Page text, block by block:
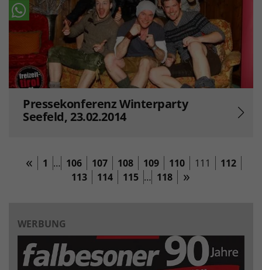
Pressekonferenz Winterparty
Seefeld, 23.02.2014
1 … 106 107 108 109 110 111
112
113
114 115 … 118
WERBUNG